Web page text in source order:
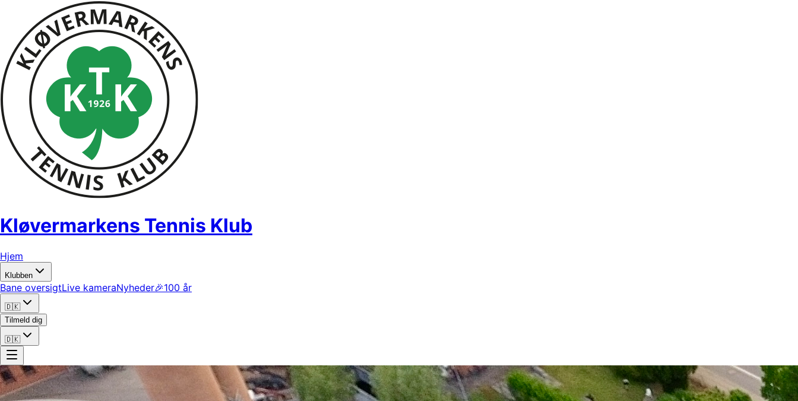
Kløvermarkens Tennis Klub
Hjem
Klubben
Bane oversigtLive kameraNyheder🎉100 år
🇩🇰
Tilmeld dig
🇩🇰